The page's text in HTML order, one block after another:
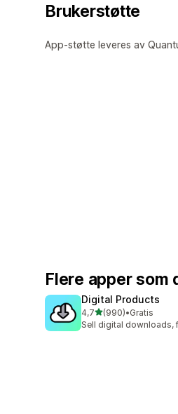
Brukerstøtte
App-støtte leveres av
Flere apper som
Digital Products
4,7av 5 stjerner
(990)
Totalt 990 omtaler
•Gratis
Sell digital downloads,